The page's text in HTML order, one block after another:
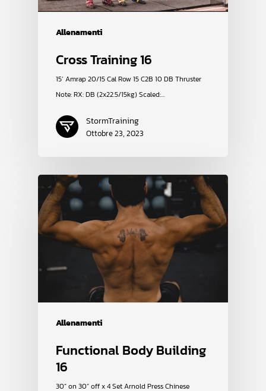
Allenamenti
Cross Training 16
15’ Amrap 20/15 Cal Row 15 C2B 10 DB Thruster
Note: RX: DB (2x22.5/15kg) Scaled:…
StormTraining
Ottobre 23, 2023
Allenamenti
Functional Body Building
16
30” on 30” off x 4 Set Arnold Press Chinese